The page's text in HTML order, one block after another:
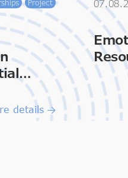
Project
details